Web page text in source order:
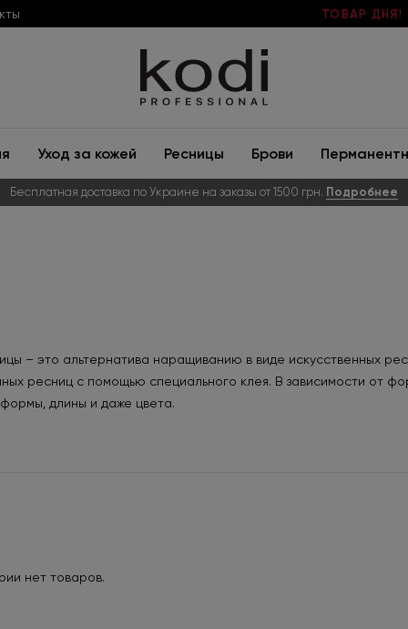
ТОВАР ДНЯ!
Уход за кожей Ресницы Брови
Бесплатная доставка по Украине на заказы от 1500 грн. Подробнее
– это альтернатива наращиванию в виде искусственных
ресниц с помощью специального клея. В зависимости от
длины и даже цвета.
нет товаров.